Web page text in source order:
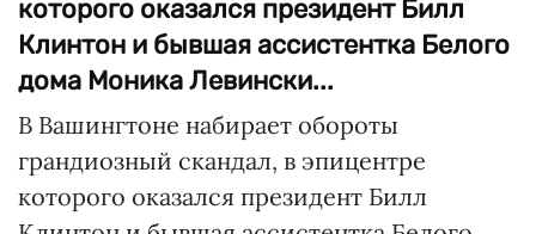
которого оказался президент Билл
Клинтон и бывшая ассистентка Белого
дома Моника Левински...
В Вашингтоне набирает обороты
грандиозный скандал, в эпицентре
которого оказался президент Билл